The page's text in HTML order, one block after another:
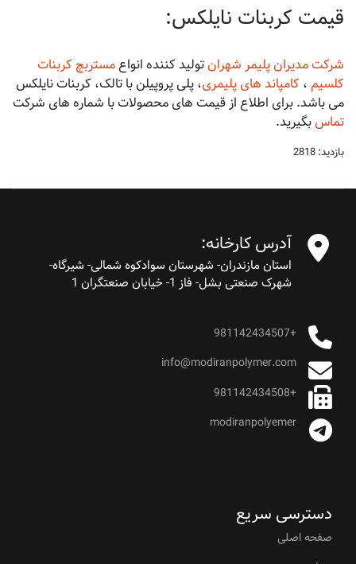
قیمت کربنات نایلکس:
شرکت مدیران پلیمر شهرانتولید کننده انواعمستربچ کربنات
کلسیم، کامپاند های پلیمری، پلی پروپیلن با تالک، کربنات نایلکس
می باشد. برای اطلاع از قیمت های محصولات با شماره های شرکت
تماسبگیرید.
بازدید: 2818
آدرس کارخانه:
استان مازندران- شهرستان سوادکوه شمالی- شیرگاه-
شهرک صنعتی بشل- فاز 1- خیابان صنعتگران 1
+981142434507
info@modiranpolymer.com
+981142434508
modiranpolyemer
دسترسی سریع
صفحه اصلی